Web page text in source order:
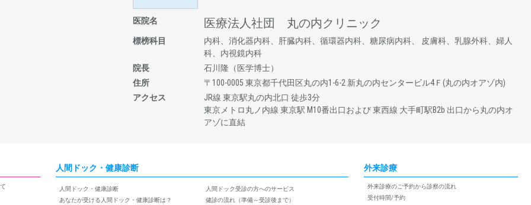
医院名 医療法人社団 丸の内クリニック
標榜科目
内科、消化器内科、肝臓内科、循環器内科、糖尿病内科、 皮膚科、乳腺外科、婦人
科、内視鏡内科
院長
石川隆（医学博士）
住所
〒100-0005 東京都千代田区丸の内1-6-2 新丸の内センタービル4Ｆ(丸の内オアゾ内)
アクセス
JR線 東京駅丸の内北⼝ 徒歩3分
東京メトロ丸ノ内線 東京駅 M10番出口および 東西線 大手町駅B2b 出口から丸の内オ
アゾに直結
人間ドック・健康診断
人間ドック・健康診断
あなたが受ける人間ドック・健康診断は？
人間ドック受診の方へのサービス
健診の流れ（準備～受診後まで）
外来診療
外来診療のご予約から診察の流れ
受付時間/予約